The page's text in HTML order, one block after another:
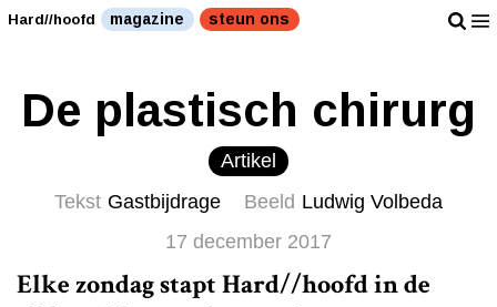
Hard//hoofd magazine steun ons
De plastisch chirurg
Artikel
Tekst Gastbijdrage Beeld Ludwig Volbeda
17 december 2017
Elke zondag stapt Hard//hoofd in de